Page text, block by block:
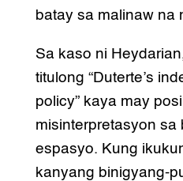
batay sa malinaw na
Sa kaso ni
titulong “Duterte’s
policy” kaya may
misinterpretasyon sa
espasyo. Kung
kanyang binigyang-